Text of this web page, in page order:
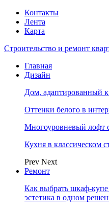
Контакты
Лента
Карта
Строительство и ремонт
Главная
Дизайн
Дом, адаптированный к
Оттенки белого в
Многоуровневый лофт
Кухня в классическом
Prev Next
Ремонт
Как выбрать шкаф-купе
эстетика в одном